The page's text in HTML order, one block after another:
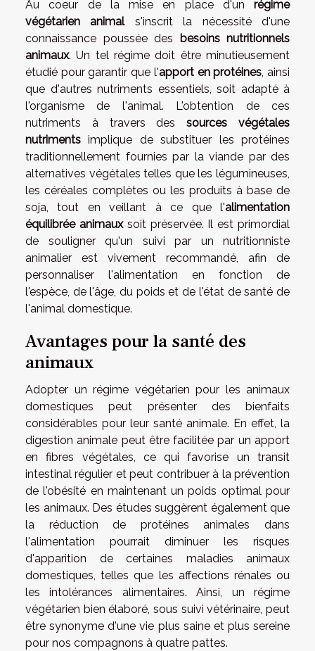
Au coeur de la mise en place d'un régime
végétarien animals'inscrit la nécessité d'une
connaissance poussée des
besoins nutritionnels
animaux. Un tel régime doit être minutieusement
étudié pour garantir que l'apport en protéines, ainsi
que d'autres nutriments essentiels, soit adapté à
l'organisme de l'animal. L'obtention de ces
nutriments à travers dessources végétales
nutriments implique de substituer les protéines
traditionnellement fournies par la viande par des
alternatives végétales telles que les légumineuses,
les céréales complètes ou les produits à base de
soja, tout en veillant à ce que l'alimentation
équilibrée animauxsoit préservée. Il est primordial
de souligner qu'un suivi par un nutritionniste
animalier est vivement recommandé, afin de
personnaliser l'alimentation en fonction de
l'espèce, de l'âge, du poids et de l'état de santé de
l'animal domestique.
Avantages pour la santé des
animaux
Adopter un régime végétarien pour les animaux
domestiques peut présenter des bienfaits
considérables pour leur santé animale. En effet, la
digestion animale peut être facilitée par un apport
en fibres végétales, ce qui favorise un transit
intestinal régulier et peut contribuer à la prévention
de l'obésité en maintenant un poids optimal pour
les animaux. Des études suggèrent également que
la réduction de protéines animales dans
l'alimentation pourrait diminuer les risques
d'apparition de certaines maladies animaux
domestiques, telles que les affections rénales ou
les intolérances alimentaires. Ainsi, un régime
végétarien bien élaboré, sous suivi vétérinaire, peut
être synonyme d'une vie plus saine et plus sereine
pour nos compagnons à quatre pattes.